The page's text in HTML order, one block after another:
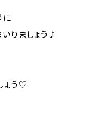
に
りましょう♪
ょう♡